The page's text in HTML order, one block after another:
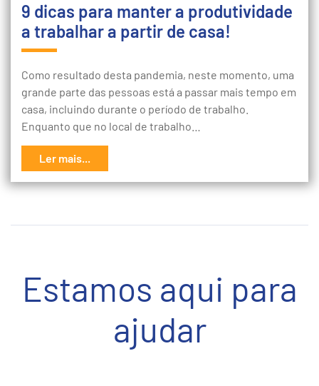
9 dicas para manter a produtividade
a trabalhar a partir de casa!
Como resultado desta pandemia, neste momento, uma
grande parte das pessoas está a passar mais tempo em
casa, incluindo durante o período de trabalho.
Enquanto que no local de trabalho…
Ler mais...
Estamos aqui para
ajudar